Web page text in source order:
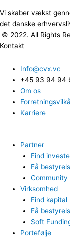
Vi skaber vækst
det danske
© 2022. All Rights
Kontakt
Info@cvx.vc
+45 93 94 94
Om os
Karriere
Partner
Find
Få
Community
Virksomhed
Find kapital
Få
Soft
Portefølje